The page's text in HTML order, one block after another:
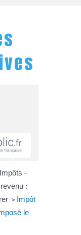
-
:
> Impôt
le